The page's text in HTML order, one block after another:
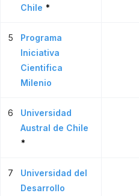
Chile *
5
Programa
Iniciativa
Cientifica
Milenio
6
Universidad
Austral de Chile
*
7
Universidad del
Desarrollo